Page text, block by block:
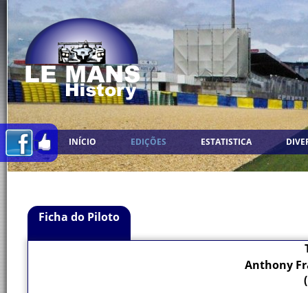
INÍCIO EDIÇÕES ESTATISTICA
Ficha do Piloto
Anthony